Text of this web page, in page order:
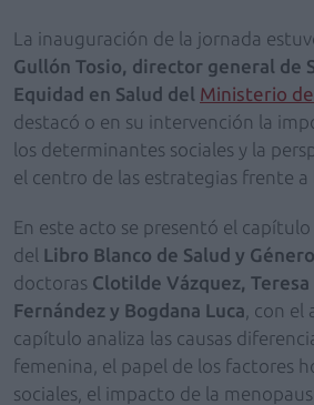
La inauguración de la jornada
Gullón Tosio, director general de
Equidad en Salud del Ministerio
destacó o en su intervención la
los determinantes sociales y la
el centro de las estrategias frente a
En este acto se presentó el capítulo
del Libro Blanco de Salud y Género
doctoras Clotilde Vázquez,
Fernández y Bogdana Luca , con
capítulo analiza las causas
femenina, el papel de los factores
sociales, el impacto de la